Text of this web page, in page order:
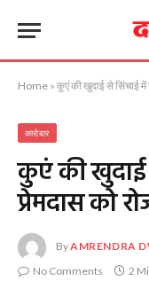
Home » कुएं की खुदाई से सिंचाई में
कारोबार
कुएं की खुदाई
प्रेमदास को
ByAMRENDRA
No Comments
2